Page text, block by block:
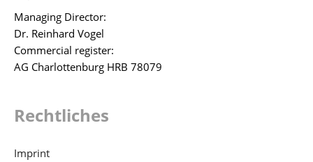
Managing Director:
Dr. Reinhard Vogel
Commercial register:
AG Charlottenburg HRB 78079
Rechtliches
Imprint